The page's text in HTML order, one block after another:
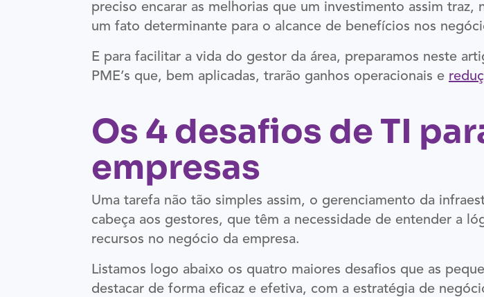
preciso encarar as melhorias que um investimento assim
um fato determinante para o alcance de benefícios nos
E para facilitar a vida do gestor da área, preparamos neste
PME’s que, bem aplicadas, trarão ganhos operacionais e
Os 4 desafios de TI
empresas
Uma tarefa não tão simples assim, o gerenciamento da
cabeça aos gestores, que têm a necessidade de entender a
recursos no negócio da empresa.
Listamos logo abaixo os quatro maiores desafios que as
destacar de forma eficaz e efetiva, com a estratégia de